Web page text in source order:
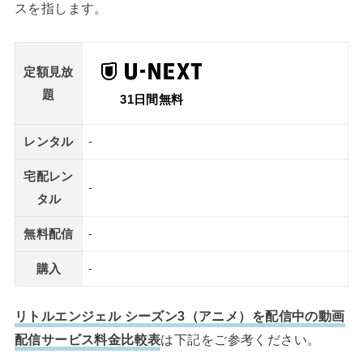
スを指します。
定額見放
題
31日間無料
レンタル -
宅配レン
タル
-
無料配信 -
購入 -
リトルエンジェル シーズン3（アニメ）を配信中の動画
配信サービス料金比較表は下記をご参考ください。